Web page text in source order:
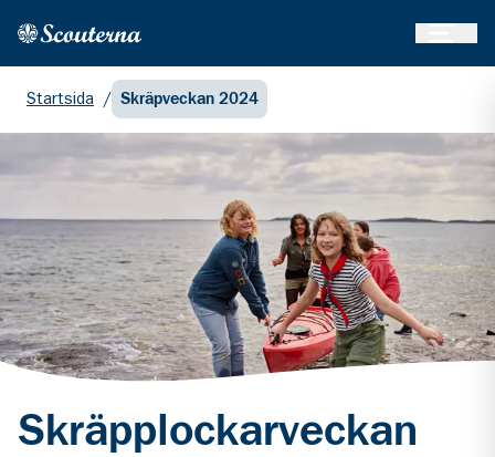
Hem
Startsida / Skräpveckan 2024
Skräpplockarveckan